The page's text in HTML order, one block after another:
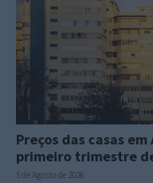
Preços das casas
primeiro trimestre
5 de Agosto de 2026